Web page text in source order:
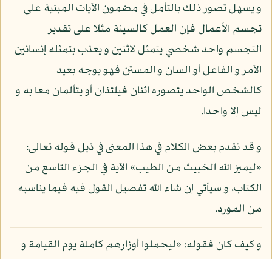
و يسهل تصور ذلك بالتأمل في مضمون الآيات المبنية على
تجسم الأعمال فإن العمل كالسيئة مثلا على تقدير
التجسم واحد شخصي يتمثل لاثنين و يعذب بتمثله إنسانين
الآمر و الفاعل أو السان و المستن فهو بوجه بعيد
كالشخص الواحد يتصوره اثنان فيلتذان أو يتألمان معا به و
ليس إلا واحدا.
و قد تقدم بعض الكلام في هذا المعنى في ذيل قوله تعالى:
«ليميز الله الخبيث من الطيب» الآية في الجزء التاسع من
الكتاب، و سيأتي إن شاء الله تفصيل القول فيه فيما يناسبه
من المورد.
و كيف كان فقوله: «ليحملوا أوزارهم كاملة يوم القيامة و